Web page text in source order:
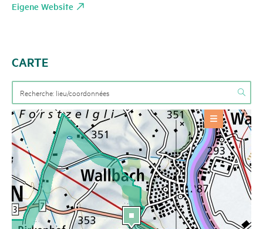
Eigene Website
CARTE
OFFRES
Produit régional
+
INFORMATIONS DE BASE